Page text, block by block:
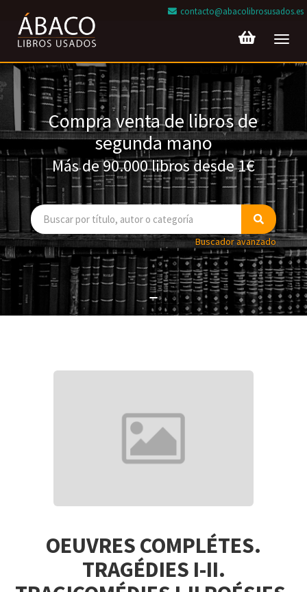
contacto@abacolibrosusados.es
Compra venta de libros de
segunda mano
Más de 90.000 libros desde 1€
Buscador avanzado
OEUVRES COMPLÉTES.
TRAGÉDIES I-II.